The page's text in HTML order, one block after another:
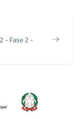
- Fase 2 -